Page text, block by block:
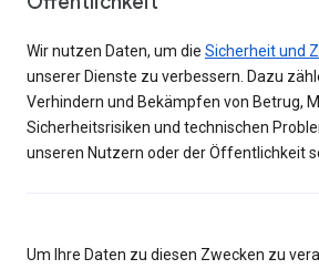
Wir nutzen Daten, um die Sicherheit und
unserer Dienste zu verbessern. Dazu
Verhindern und Bekämpfen von Betrug,
Sicherheitsrisiken und technischen
unseren Nutzern oder der Öffentlichkeit
Um Ihre Daten zu diesen Zwecken zu